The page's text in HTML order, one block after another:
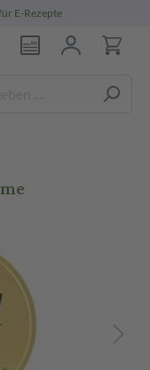
E-Rezepte